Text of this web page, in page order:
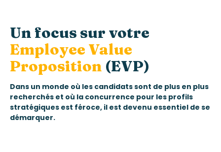
Un focus sur votre
Employee Value
Proposition (EVP)
Dans un monde où les candidats sont de plus en plus
recherchés et où la concurrence pour les profils
stratégiques est féroce, il est devenu essentiel de se
démarquer.